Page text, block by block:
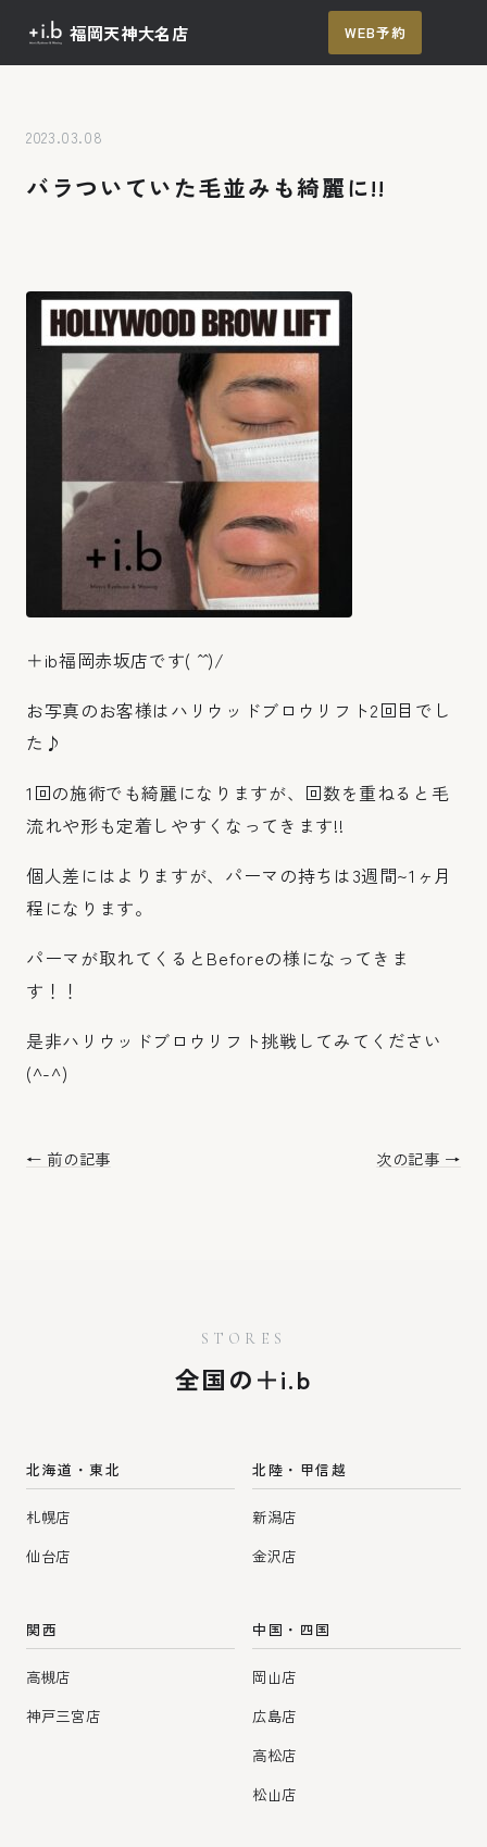
福岡天神大名店
TOP
メニュー / 料金
施術の流れ
アクセス
ご予約
WEB予約
2023.03.08
バラついていた毛並みも綺麗に!!
＋ib福岡赤坂店です( ˆ ˆ )/
お写真のお客様はハリウッドブロウリフト2回目でし
た♪
1回の施術でも綺麗になりますが、回数を重ねると毛
流れや形も定着しやすくなってきます!!
個人差にはよりますが、パーマの持ちは3週間~1ヶ月
程になります。
パーマが取れてくるとBeforeの様になってきま
す！！
是非ハリウッドブロウリフト挑戦してみてください
(^-^)
← 前の記事 次の記事 →
STORES
全国の＋i.b
北海道・東北
札幌店
仙台店
北陸・甲信越
新潟店
金沢店
関西
高槻店
神戸三宮店
中国・四国
岡山店
広島店
高松店
松山店